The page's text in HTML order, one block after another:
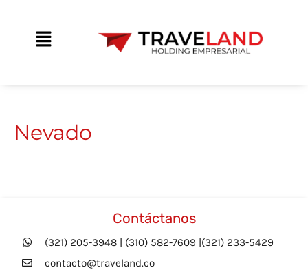
Main
Nevado
Contáctanos
(321) 205-3948 | (310) 582-7609 |(321) 233-5429
contacto@traveland.co